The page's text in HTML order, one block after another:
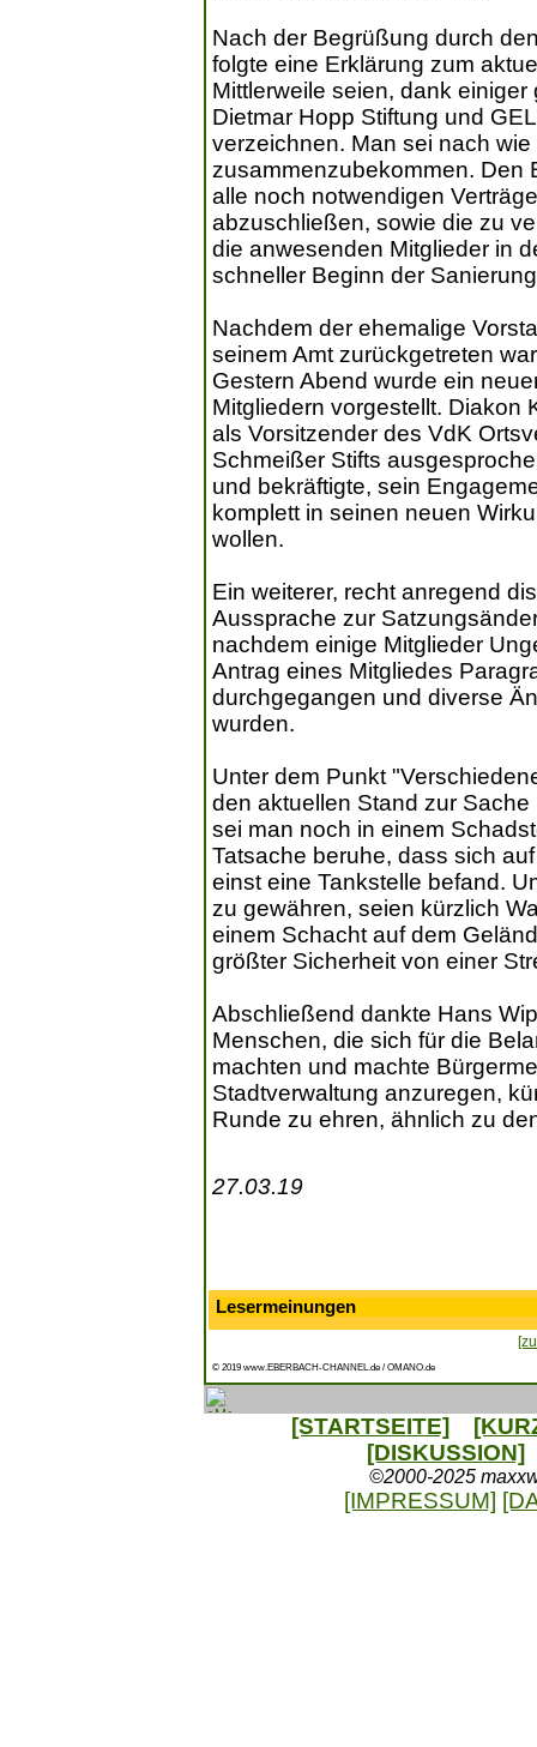
Nach der Begrüßung durch
folgte eine Erklärung zum
Mittlerweile seien, dank
Dietmar Hopp Stiftung und
verzeichnen. Man sei nach
zusammenzubekommen. Den
alle noch notwendigen
abzuschließen, sowie die zu
die anwesenden Mitglieder in
schneller Beginn der
Nachdem der ehemalige
seinem Amt zurückgetreten
Gestern Abend wurde ein
Mitgliedern vorgestellt. Diakon
als Vorsitzender des VdK
Schmeißer Stifts
und bekräftigte, sein
komplett in seinen neuen
wollen.
Ein weiterer, recht anregend
Aussprache zur
nachdem einige Mitglieder
Antrag eines Mitgliedes
durchgegangen und diverse
wurden.
Unter dem Punkt
den aktuellen Stand zur
sei man noch in einem
Tatsache beruhe, dass sich
einst eine Tankstelle befand.
zu gewähren, seien kürzlich
einem Schacht auf dem
größter Sicherheit von einer
Abschließend dankte Hans
Menschen, die sich für die
machten und machte
Stadtverwaltung anzuregen,
Runde zu ehren, ähnlich zu
27.03.19
Lesermeinungen
© 2019 www.EBERBACH-CHANNEL.de / OMANO.de
[STARTSEITE]
[DISKUSSION]
©2000-2025
[IMPRESSUM]